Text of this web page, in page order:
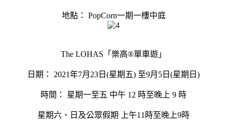
地點： PopCorn一期一樓中庭
The LOHAS「樂高®單車遊」
日期： 2021年7月23日(星期五) 至9月5日(星期日)
時間： 星期一至五 中午 12 時至晚上 9 時
星期六、日及公眾假期 上午11時至晚上9時